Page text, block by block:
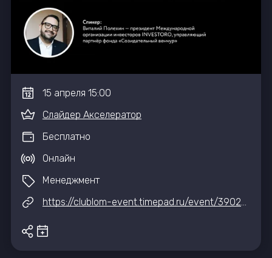
15 апреля 15:00
Слайдер Акселератор
Бесплатно
Онлайн
Менеджмент
https://clublom-event.timepad.ru/event/3902647/